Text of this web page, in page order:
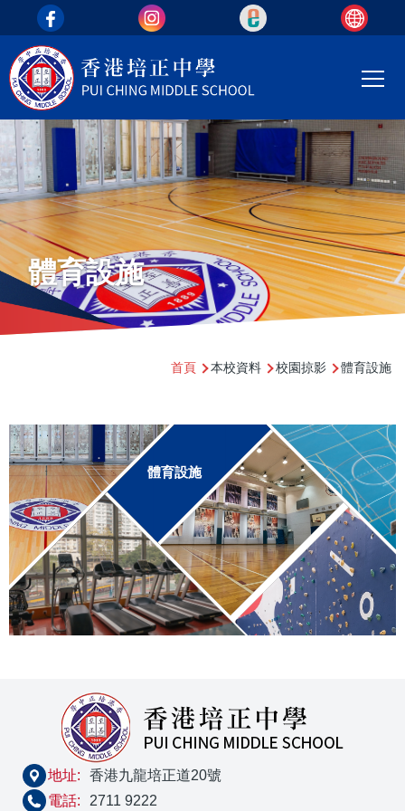
移至主內容
top_area
體育設施
結
首頁 本校資料 校園掠影 體育設施
體育設施
地址:
香港九龍培正道20號
電話:
2711 9222